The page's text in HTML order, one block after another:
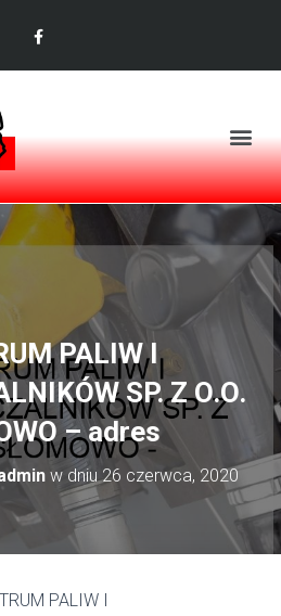
PALIW I
SP. Z O.O.
– adres
w dniu26 czerwca, 2020
PALIW I